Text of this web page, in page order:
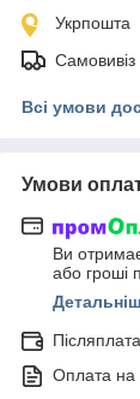
Укрпошта
Самовивіз
Всі умови
Умови
Ви
або гроші
Післяплата
Оплата на